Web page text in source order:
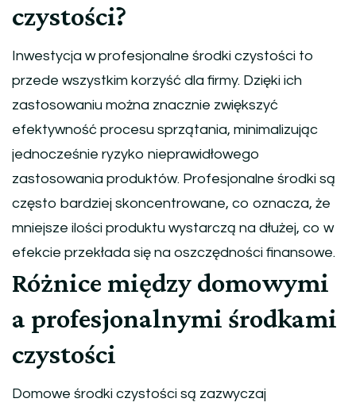
czystości?
Inwestycja w profesjonalne środki czystości to
przede wszystkim korzyść dla firmy. Dzięki ich
zastosowaniu można znacznie zwiększyć
efektywność procesu sprzątania, minimalizując
jednocześnie ryzyko nieprawidłowego
zastosowania produktów. Profesjonalne środki są
często bardziej skoncentrowane, co oznacza, że
mniejsze ilości produktu wystarczą na dłużej, co w
efekcie przekłada się na oszczędności finansowe.
Różnice między domowymi
a profesjonalnymi środkami
czystości
Domowe środki czystości są zazwyczaj